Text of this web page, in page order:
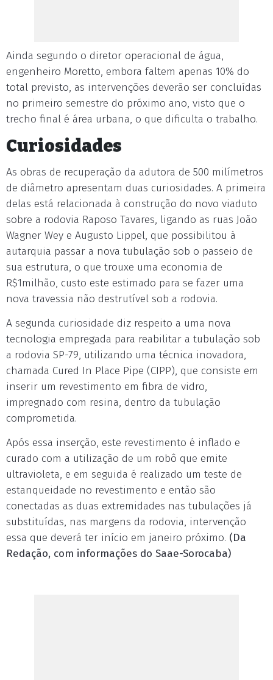
Ainda segundo o diretor operacional de água,
engenheiro Moretto, embora faltem apenas 10% do
total previsto, as intervenções deverão ser concluídas
no primeiro semestre do próximo ano, visto que o
trecho final é área urbana, o que dificulta o trabalho.
Curiosidades
As obras de recuperação da adutora de 500 milímetros
de diâmetro apresentam duas curiosidades. A primeira
delas está relacionada à construção do novo viaduto
sobre a rodovia Raposo Tavares, ligando as ruas João
Wagner Wey e Augusto Lippel, que possibilitou à
autarquia passar a nova tubulação sob o passeio de
sua estrutura, o que trouxe uma economia de
R$1milhão, custo este estimado para se fazer uma
nova travessia não destrutível sob a rodovia.
A segunda curiosidade diz respeito a uma nova
tecnologia empregada para reabilitar a tubulação sob
a rodovia SP-79, utilizando uma técnica inovadora,
chamada Cured In Place Pipe (CIPP), que consiste em
inserir um revestimento em fibra de vidro,
impregnado com resina, dentro da tubulação
comprometida.
Após essa inserção, este revestimento é inflado e
curado com a utilização de um robô que emite
ultravioleta, e em seguida é realizado um teste de
estanqueidade no revestimento e então são
conectadas as duas extremidades nas tubulações já
substituídas, nas margens da rodovia, intervenção
essa que deverá ter início em janeiro próximo. (Da
Redação, com informações do Saae-Sorocaba)